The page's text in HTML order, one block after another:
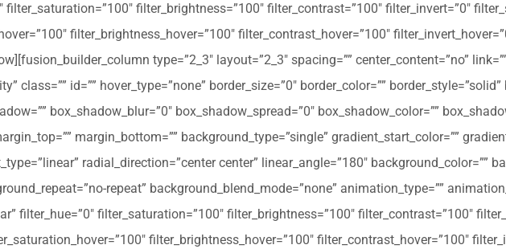
filter_saturation=”100″ filter_brightness=”100″ filter_contrast=”100″ filter_invert=”0″
filter_brightness_hover=”100″ filter_contrast_hover=”100″
type=”2_3″ layout=”2_3″ spacing=”” center_content=”no”
class=”” id=”” hover_type=”none” border_size=”0″ border_color=””
box_shadow_blur=”0″ box_shadow_spread=”0″ box_shadow_color=””
margin_bottom=”” background_type=”single” gradient_start_color=””
radial_direction=”center center” linear_angle=”180″ background_color=””
repeat” background_blend_mode=”none” animation_type=””
filter_hue=”0″ filter_saturation=”100″ filter_brightness=”100″ filter_contrast=”100″
filter_brightness_hover=”100″ filter_contrast_hover=”100″